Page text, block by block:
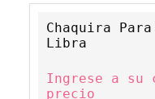
Chaquira
Libra
Ingrese a su
precio